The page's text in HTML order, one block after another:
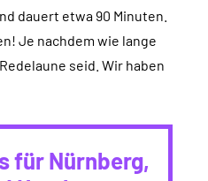
dauert etwa 90 Minuten.
Je nachdem wie lange
seid. Wir haben
für Nürnberg,